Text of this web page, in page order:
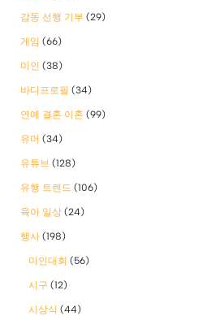
감동 선행 기부 (29)
게임 (66)
미인 (38)
바디프로필 (34)
연예 결혼 이혼 (99)
유머 (34)
유튜브 (128)
유행 트렌드 (106)
육아 일상 (24)
행사 (198)
미인대회 (56)
시구 (12)
시상식 (44)